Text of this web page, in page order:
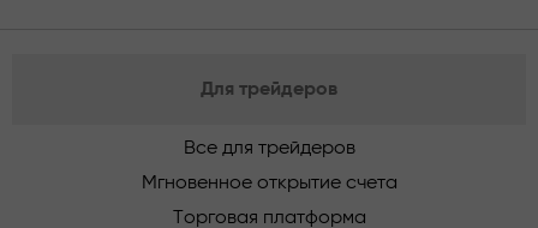
Для трейдеров
Все для трейдеров
Мгновенное открытие счета
Торговая платформа